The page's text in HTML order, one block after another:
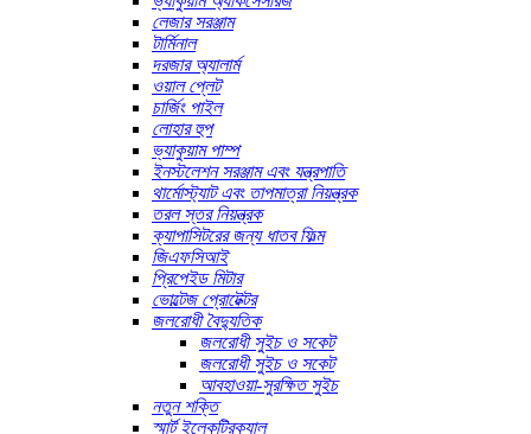
লেজার সরঞ্জাম
টার্মিনাল
দরজার অ্যালার্ম
ওয়াল প্লেট
চার্জিং পাইল
লোহার হুপ
ভ্যাকুয়াম পাম্প
ইনস্টলেশন সরঞ্জাম এবং যন্ত্রপাতি
থার্মোস্ট্যাট এবং তাপমাত্রা নিয়ন্ত্রক
তরল স্তর নিয়ন্ত্রক
ক্যাপাসিটরের জন্য ধাতব ফিল্ম
জিএফসিআই
প্রিপেইড মিটার
ভোল্টেজ প্রোটেক্টর
জলরোধী বৈদ্যুতিক
জলরোধী সুইচ ও সকেট
জলরোধী সুইচ ও সকেট
আবহাওয়া-সুরক্ষিত সুইচ
নতুন শক্তি
স্মার্ট ইলেকট্রিক্যাল